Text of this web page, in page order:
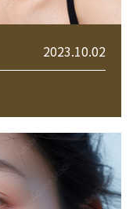
2023.10.02